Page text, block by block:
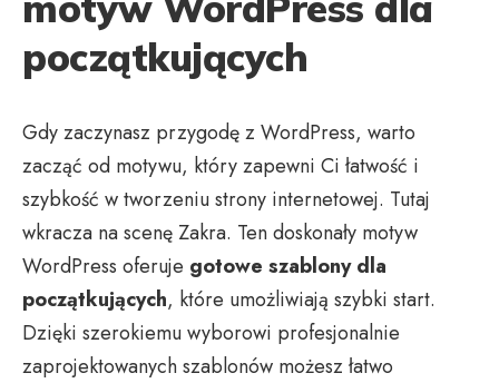
początkujących
Gdy zaczynasz przygodę z WordPress, warto
zacząć od motywu, który zapewni Ci łatwość i
szybkość w tworzeniu strony internetowej. Tutaj
wkracza na scenę Zakra. Ten doskonały motyw
WordPress oferuje gotowe szablony dla
początkujących, które umożliwiają szybki start.
Dzięki szerokiemu wyborowi profesjonalnie
zaprojektowanych szablonów możesz łatwo